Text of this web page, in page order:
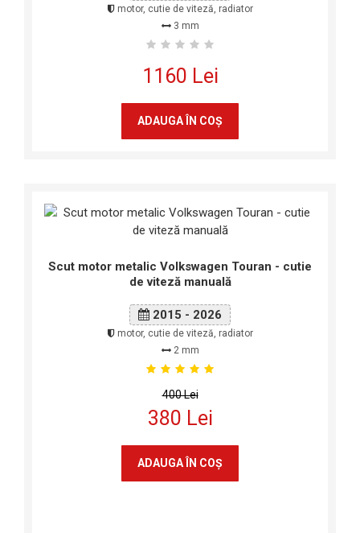
motor, cutie de viteză, radiator
3 mm
1160 Lei
ADAUGA ÎN COŞ
Scut motor metalic Volkswagen Touran - cutie
de viteză manuală
2015 - 2026
motor, cutie de viteză, radiator
2 mm
400 Lei
380 Lei
ADAUGA ÎN COŞ